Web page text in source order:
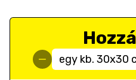
egy kb. 30x30